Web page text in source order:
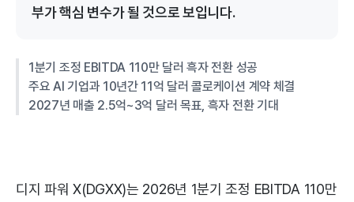
부가 핵심 변수가 될 것으로 보입니다.
1분기 조정 EBITDA 110만 달러 흑자 전환 성공
주요 AI 기업과 10년간 11억 달러 콜로케이션 계약 체결
2027년 매출 2.5억~3억 달러 목표, 흑자 전환 기대
디지 파워 X(DGXX)는 2026년 1분기 조정 EBITDA 110만